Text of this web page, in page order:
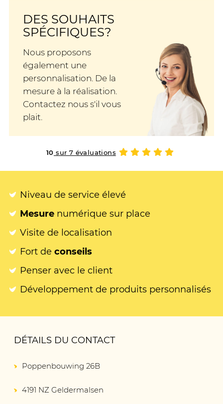
DES SOUHAITS
SPÉCIFIQUES?
Nous proposons
également une
personnalisation. De la
mesure à la réalisation.
Contactez nous s'il vous
plait.
10 sur 7 évaluations
Niveau de service élevé
Mesure numérique sur place
Visite de localisation
Fort de conseils
Penser avec le client
Développement de produits personnalisés
DÉTAILS DU CONTACT
Poppenbouwing 26B
4191 NZ Geldermalsen